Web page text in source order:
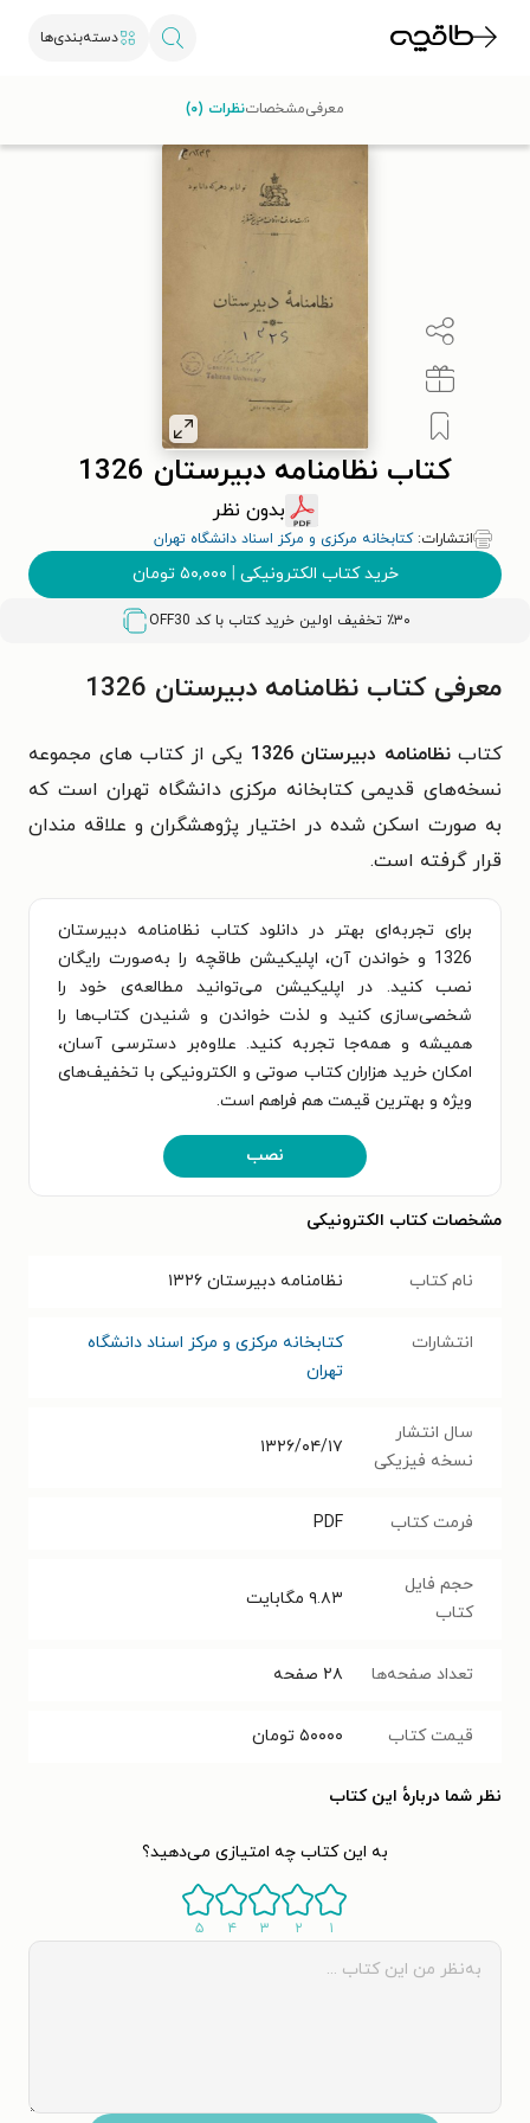
دسته‌بندی‌ها
تخفیف از طاقچه دریافت کن.
کتاب نظامنامه دبیرستان 1326
بدون نظر
انتشارات:کتابخانه مرکزی و مرکز اسناد دانشگاه تهران
خرید کتاب الکترونیکی | ۵۰,۰۰۰ تومان
٪۳۰ تخفیف اولین خرید کتاب با کد OFF30
معرفیمشخصاتنظرات (۰)
معرفی کتاب نظامنامه دبیرستان 1326
کتابنظامنامه دبیرستان 1326
یکی از کتاب های مجموعه
نسخه‌های قدیمی کتابخانه مرکزی دانشگاه تهران است که
به صورت اسکن شده در اختیار پژوهشگران و علاقه مندان
قرار گرفته است.
برای تجربه‌ای بهتر در دانلود کتاب نظامنامه دبیرستان
1326 و خواندن آن، اپلیکیشن طاقچه را به‌صورت رایگان
نصب کنید. در اپلیکیشن می‌توانید مطالعه‌ی خود را
شخصی‌سازی کنید و لذت خواندن و شنیدن کتاب‌ها را
همیشه و همه‌جا تجربه کنید. علاوه‌بر دسترسی آسان،
امکان خرید هزاران کتاب صوتی و الکترونیکی با تخفیف‌های
ویژه و بهترین قیمت هم فراهم است.
نصب
مشخصات کتاب الکترونیکی
نام کتاب نظامنامه دبیرستان ۱۳۲۶
انتشارات
کتابخانه مرکزی و مرکز اسناد دانشگاه
تهران
سال انتشار
نسخه فیزیکی
۱۳۲۶/۰۴/۱۷
فرمت کتاب PDF
حجم فایل
کتاب
۹.۸۳ مگابایت
تعداد صفحه‌ها ۲۸ صفحه
قیمت کتاب ۵۰۰۰۰ تومان
نظر شما دربارهٔ این کتاب
به این کتاب چه امتیازی می‌دهید؟
۱ ۲ ۳ ۴ ۵